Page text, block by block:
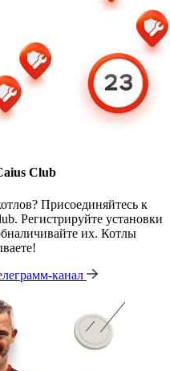
Club
Присоединяйтесь к
Регистрируйте установки
их. Котлы
канал